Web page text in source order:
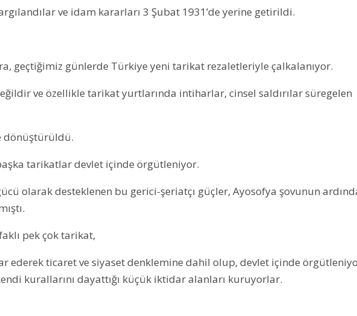
ve idam kararları 3 Şubat 1931’de yerine getirildi.
geçtiğimiz günlerde Türkiye yeni tarikat rezaletleriyle çalkalanıyor.
ve özellikle tarikat yurtlarında intiharlar, cinsel saldırılar süregelen
dönüştürüldü.
tarikatlar devlet içinde örgütleniyor.
olarak desteklenen bu gerici-şeriatçı güçler, Ayosofya şovunun
pek çok tarikat,
ederek ticaret ve siyaset denklemine dahil olup, devlet içinde
kurallarını dayattığı küçük iktidar alanları kuruyorlar.